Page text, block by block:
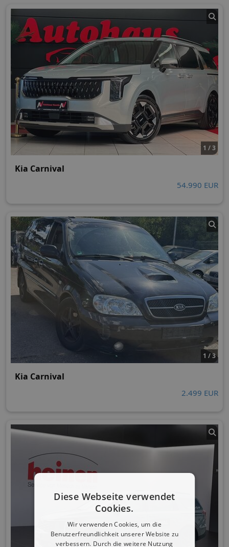
1 / 3
Kia Carnival
54.990 EUR
1 / 3
Kia Carnival
2.499 EUR
Diese Webseite verwendet
Cookies.
Wir verwenden Cookies, um die
Benutzerfreundlichkeit unserer Website zu
verbessern. Durch die weitere Nutzung